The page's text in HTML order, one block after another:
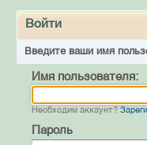
Войти
Введите ваши имя
Имя пользователя:
Необходим аккаунт?
Пароль